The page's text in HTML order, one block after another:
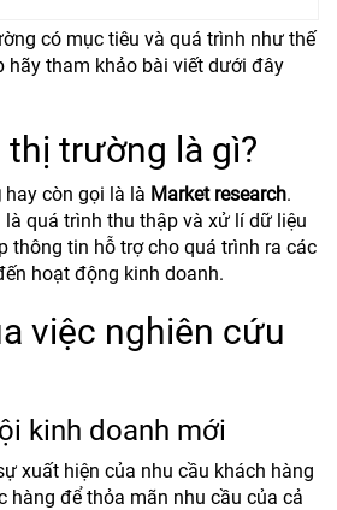
có mục tiêu và quá trình như thế
hãy tham khảo bài viết dưới đây
trường là gì?
hay còn gọi là là Market research.
quá trình thu thập và xử lí dữ liệu
thông tin hỗ trợ cho quá trình ra các
hoạt động kinh doanh.
việc nghiên cứu
kinh doanh mới
xuất hiện của nhu cầu khách hàng
hàng để thỏa mãn nhu cầu của cả